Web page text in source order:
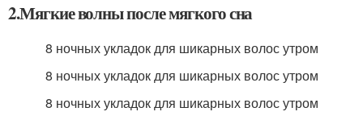
2.Мягкие волны после мягкого сна
8 ночных укладок для шикарных волос утром
8 ночных укладок для шикарных волос утром
8 ночных укладок для шикарных волос утром